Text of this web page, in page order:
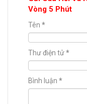
Vòng 5 Phút
Tên *
Thư điện tử*
Bình luận *